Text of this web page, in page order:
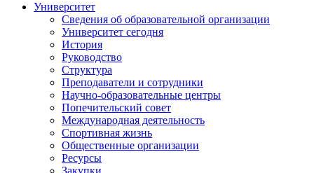
Университет
Сведения об образовательной организации
Университет сегодня
История
Руководство
Структура
Преподаватели и сотрудники
Научно-образовательные центры
Попечительский совет
Международная деятельность
Спортивная жизнь
Общественные организации
Ресурсы
Закупки